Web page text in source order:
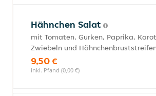
Hähnchen Salat
mit Tomaten, Gurken, Paprika,
Zwiebeln und
9,50 €
inkl. Pfand (0,00 €)